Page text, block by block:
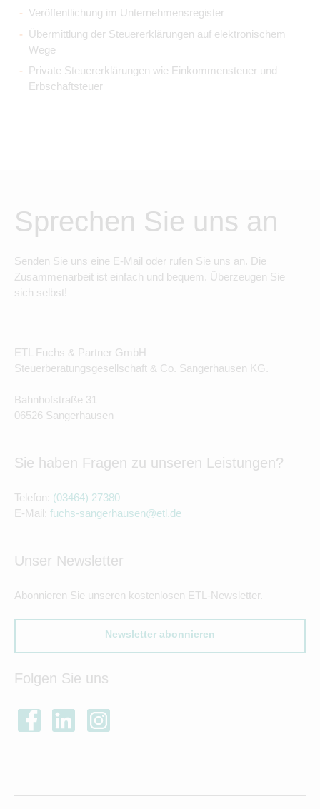
Veröffentlichung im Unternehmensregister
Übermittlung der Steuererklärungen auf elektronischem
Wege
Private Steuererklärungen wie Einkommensteuer und
Erbschaftsteuer
Sprechen Sie uns an
Senden Sie uns eine E-Mail oder rufen Sie uns an. Die
Zusammenarbeit ist einfach und bequem. Überzeugen Sie
sich selbst!
ETL Fuchs & Partner GmbH
Steuerberatungsgesellschaft & Co. Sangerhausen KG.
Bahnhofstraße 31
06526 Sangerhausen
Sie haben Fragen zu unseren Leistungen?
Telefon: (03464) 27380
E-Mail: fuchs-sangerhausen@etl.de
Unser Newsletter
Abonnieren Sie unseren kostenlosen ETL-Newsletter.
Newsletter abonnieren
Folgen Sie uns